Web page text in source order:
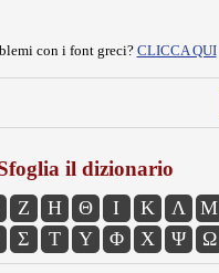
con i font greci? CLICCA QUI
il dizionario
Ζ Η Θ Ι Κ Λ Μ
Σ Τ Υ Φ Χ Ψ Ω